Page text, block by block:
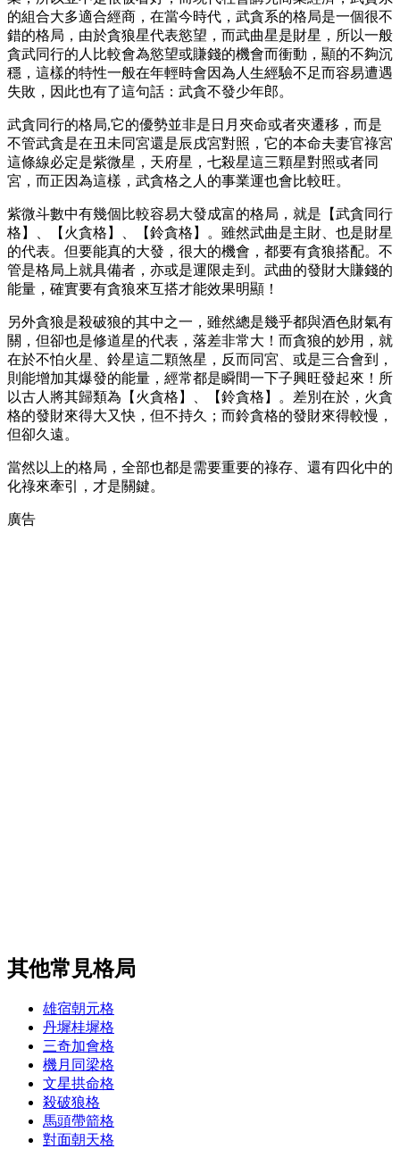
的組合大多適合經商，在當今時代，武貪系的格局是一個很不
錯的格局，由於貪狼星代表慾望，而武曲星是財星，所以一般
貪武同行的人比較會為慾望或賺錢的機會而衝動，顯的不夠沉
穩，這樣的特性一般在年輕時會因為人生經驗不足而容易遭遇
失敗，因此也有了這句話：武貪不發少年郎。
武貪同行的格局,它的優勢並非是日月夾命或者夾遷移，而是
不管武貪是在丑未同宮還是辰戌宮對照，它的本命夫妻官祿宮
這條線必定是紫微星，天府星，七殺星這三顆星對照或者同
宮，而正因為這樣，武貪格之人的事業運也會比較旺。
紫微斗數中有幾個比較容易大發成富的格局，就是【武貪同行
格】、【火貪格】、【鈴貪格】。雖然武曲是主財、也是財星
的代表。但要能真的大發，很大的機會，都要有貪狼搭配。不
管是格局上就具備者，亦或是運限走到。武曲的發財大賺錢的
能量，確實要有貪狼來互搭才能效果明顯！
另外貪狼是殺破狼的其中之一，雖然總是幾乎都與酒色財氣有
關，但卻也是修道星的代表，落差非常大！而貪狼的妙用，就
在於不怕火星、鈴星這二顆煞星，反而同宮、或是三合會到，
則能增加其爆發的能量，經常都是瞬間一下子興旺發起來！所
以古人將其歸類為【火貪格】、【鈴貪格】。差別在於，火貪
格的發財來得大又快，但不持久；而鈴貪格的發財來得較慢，
但卻久遠。
當然以上的格局，全部也都是需要重要的祿存、還有四化中的
化祿來牽引，才是關鍵。
廣告
其他常見格局
雄宿朝元格
丹墀桂墀格
三奇加會格
機月同梁格
文星拱命格
殺破狼格
馬頭帶箭格
對面朝天格